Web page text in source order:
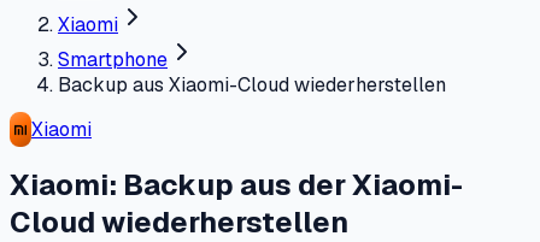
Xiaomi
Smartphone
Backup aus Xiaomi-Cloud wiederherstellen
Xiaomi
Xiaomi: Backup aus der Xiaomi-
Cloud wiederherstellen